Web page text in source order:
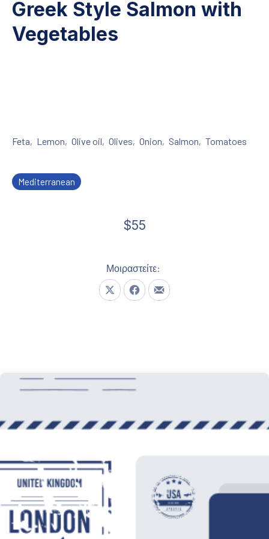
Greek Style Salmon with
Vegetables
Feta, Lemon, Olive oil, Olives, Onion, Salmon, Tomatoes
Mediterranean
$55
Μοιραστείτε:
Μοιραστείτε το στο X
Μοιραστείτε το στο Facebook
Μοιραστείτε το με email